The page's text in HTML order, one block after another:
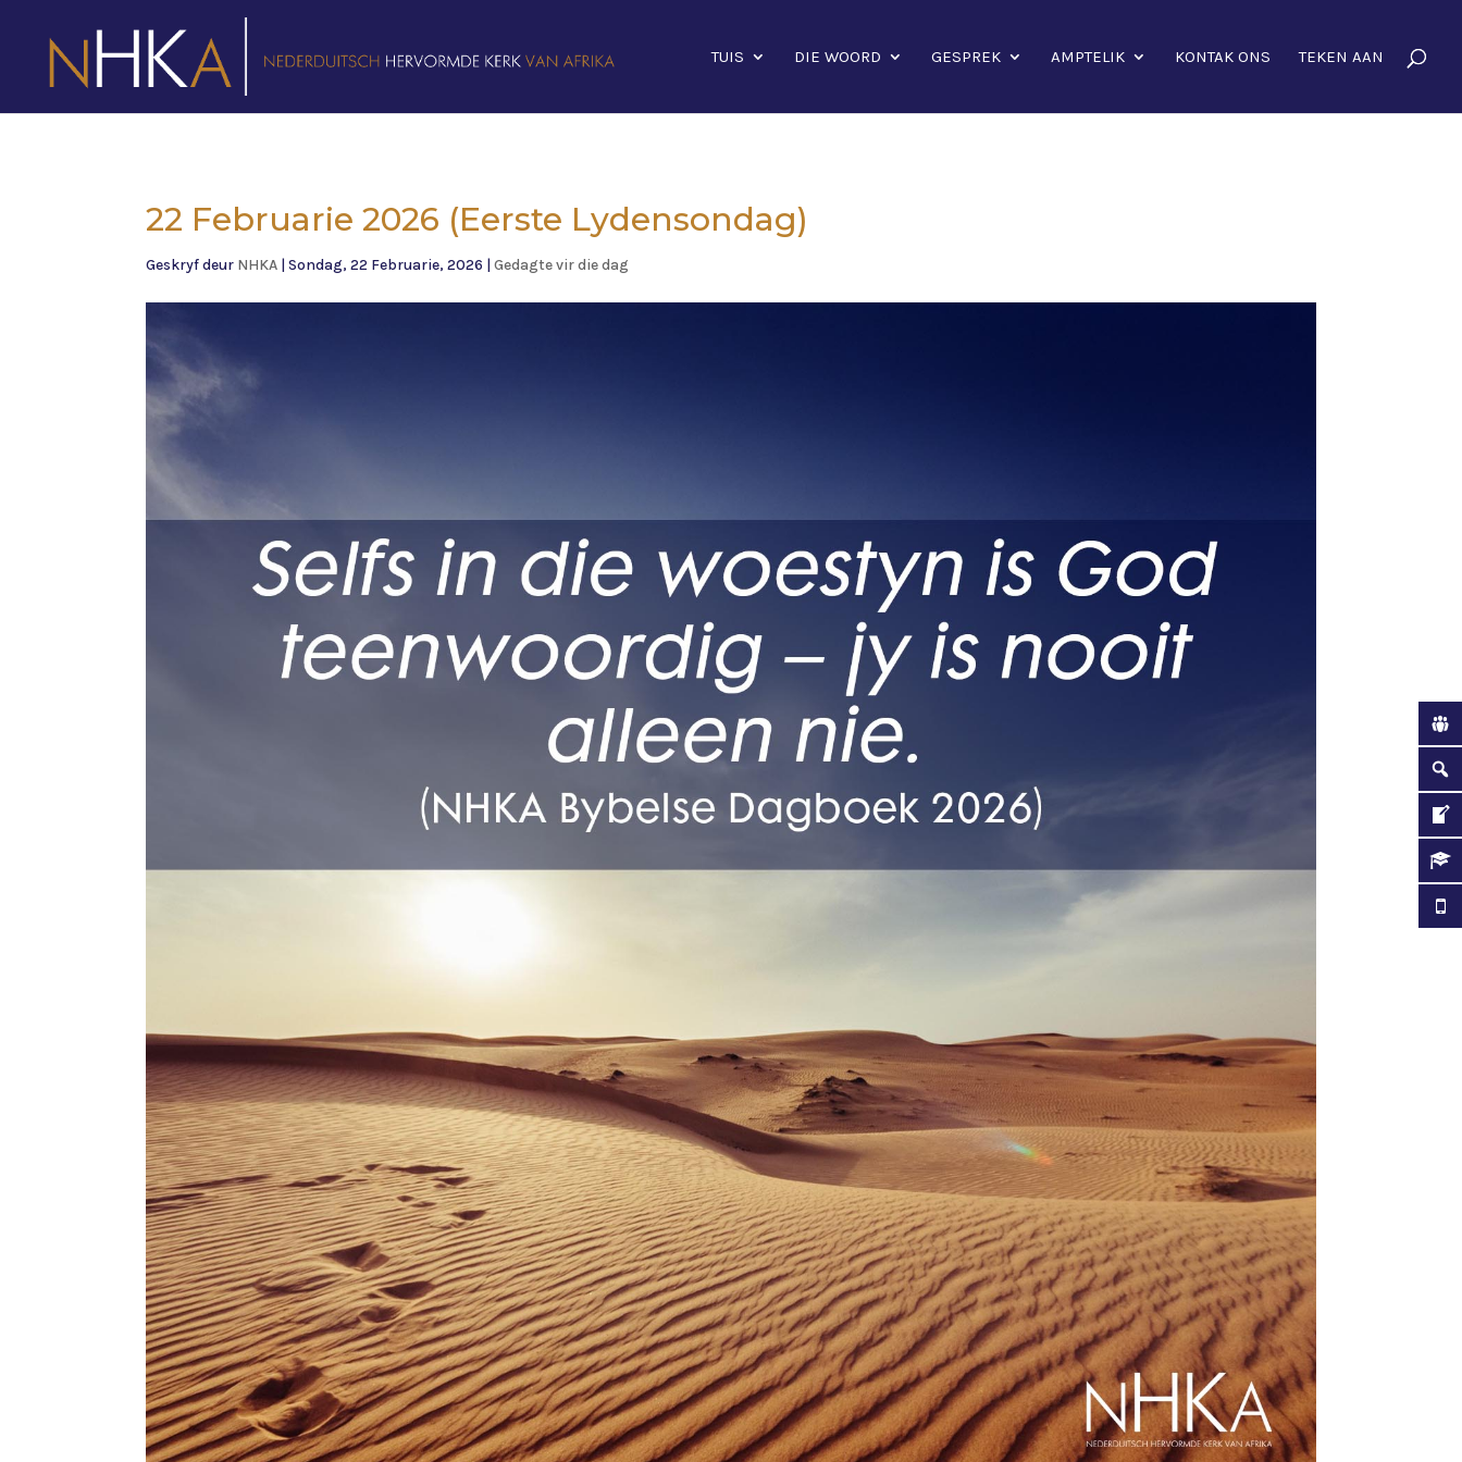
TUIS DIE WOORD GESPREK AMPTELIK KONTAK ONS TEKEN AAN
22 Februarie 2026 (Eerste Lydensondag)
Geskryf deur NHKA |Sondag, 22 Februarie, 2026 |Gedagte vir die dag